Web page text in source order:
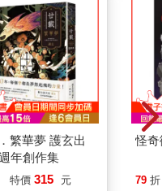
繁華夢 護玄出
年創作集
特價 315 元
怪
79 折